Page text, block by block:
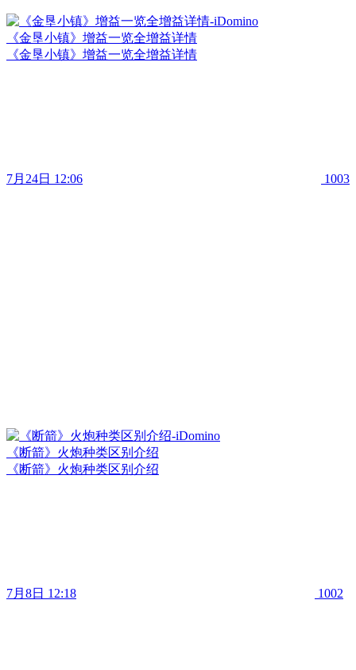
《金垦小镇》增益一览全增益详情
《金垦小镇》增益一览全增益详情
7月24日 12:06 1003
《断箭》火炮种类区别介绍
《断箭》火炮种类区别介绍
7月8日 12:18 1002